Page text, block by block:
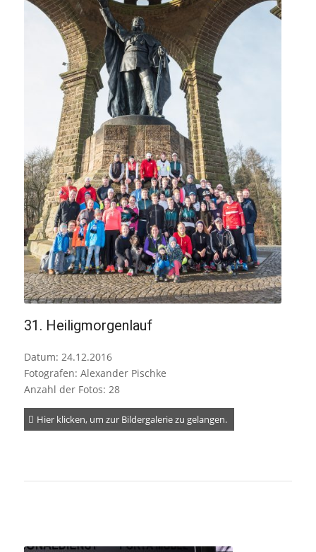
31. Heiligmorgenlauf
Datum: 24.12.2016
Fotografen: Alexander Pischke
Anzahl der Fotos: 28
Hier klicken, um zur Bildergalerie zu gelangen.